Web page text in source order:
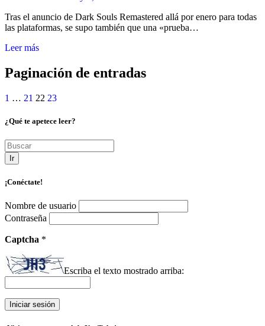
Tras el anuncio de Dark Souls Remastered allá por enero para todas
las plataformas, se supo también que una «prueba…
Leer más
Paginación de entradas
1 … 21 22 23
¿Qué te apetece leer?
Ir
¡Conéctate!
Nombre de usuario
Contraseña
Captcha *
Escriba el texto mostrado arriba: